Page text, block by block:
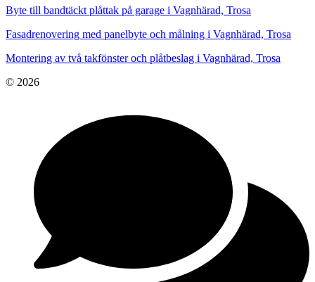
Byte till bandtäckt plåttak på garage i Vagnhärad, Trosa
Fasadrenovering med panelbyte och målning i Vagnhärad, Trosa
Montering av två takfönster och plåtbeslag i Vagnhärad, Trosa
© 2026